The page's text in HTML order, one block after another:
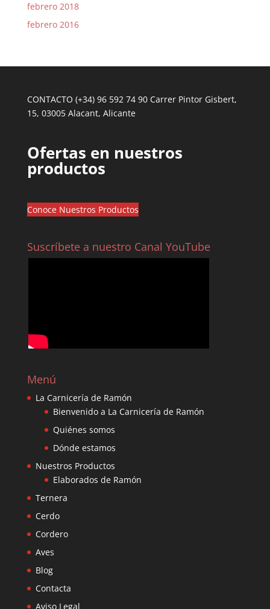
febrero 2018
febrero 2016
CONTACTO (+34) 96 592 74 90 Carrer Pintor Gisbert,
15, 03005 Alacant, Alicante
Ofertas en nuestros
productos
Conoce Nuestros Productos
Suscríbete a nuestro Canal YouTube
Menú
La Carnicería de Ramón
Bienvenido a La Carnicería de Ramón
Quiénes somos
Dónde estamos
Nuestros Productos
Elaborados de Ramón
Ternera
Cerdo
Cordero
Aves
Blog
Contacta
Aviso Legal